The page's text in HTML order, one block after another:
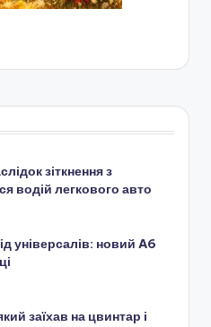
зіткнення з
водій легкового авто
універсалів: новий A6
заїхав на цвинтар і